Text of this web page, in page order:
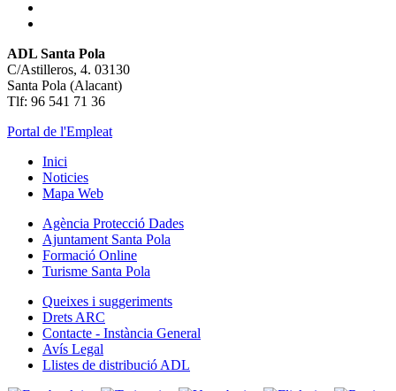
ADL Santa Pola
C/Astilleros, 4. 03130
Santa Pola (Alacant)
Tlf: 96 541 71 36
Portal de l'Empleat
Inici
Noticies
Mapa Web
Agència Protecció Dades
Ajuntament Santa Pola
Formació Online
Turisme Santa Pola
Queixes i suggeriments
Drets ARC
Contacte - Instància General
Avís Legal
Llistes de distribució ADL